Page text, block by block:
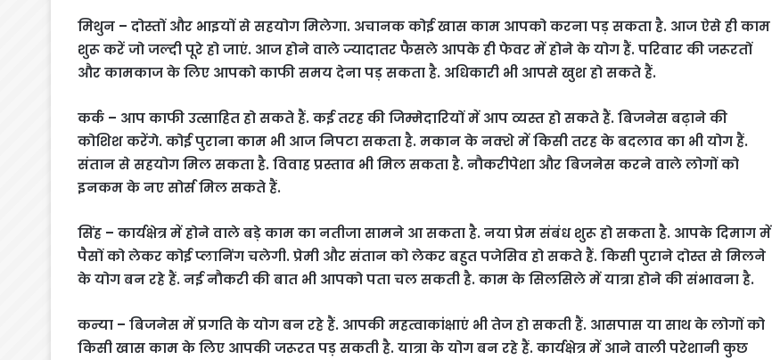
मिथुन – दोस्तों और भाइयों से सहयोग मिलेगा. अचानक कोई खास काम आपको करना पड़ सकता है. आज ऐसे ही काम
शुरू करें जो जल्दी पूरे हो जाएं. आज होने वाले ज्यादातर फैसले आपके ही फेवर में होने के योग हैं. परिवार की जरूरतों
और कामकाज के लिए आपको काफी समय देना पड़ सकता है. अधिकारी भी आपसे खुश हो सकते हैं.
कर्क – आप काफी उत्साहित हो सकते हैं. कई तरह की जिम्मेदारियों में आप व्यस्त हो सकते हैं. बिजनेस बढ़ाने की
कोशिश करेंगे. कोई पुराना काम भी आज निपटा सकता है. मकान के नक्शे में किसी तरह के बदलाव का भी योग हैं.
संतान से सहयोग मिल सकता है. विवाह प्रस्ताव भी मिल सकता है. नौकरीपेशा और बिजनेस करने वाले लोगों को
इनकम के नए सोर्स मिल सकते हैं.
सिंह – कार्यक्षेत्र में होने वाले बड़े काम का नतीजा सामने आ सकता है. नया प्रेम संबंध शुरू हो सकता है. आपके दिमाग में
पैसों को लेकर कोई प्लानिंग चलेगी. प्रेमी और संतान को लेकर बहुत पजेसिव हो सकते हैं. किसी पुराने दोस्त से मिलने
के योग बन रहे हैं. नई नौकरी की बात भी आपको पता चल सकती है. काम के सिलसिले में यात्रा होने की संभावना है.
कन्या – बिजनेस में प्रगति के योग बन रहे हैं. आपकी महत्वाकांक्षाएं भी तेज हो सकती हैं. आसपास या साथ के लोगों को
किसी खास काम के लिए आपकी जरूरत पड़ सकती है. यात्रा के योग बन रहे हैं. कार्यक्षेत्र में आने वाली परेशानी कुछ